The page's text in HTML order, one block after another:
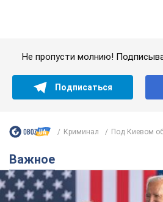
назвала первый симптом,
сигнализировал о его
Сначала врачи не обратили на это